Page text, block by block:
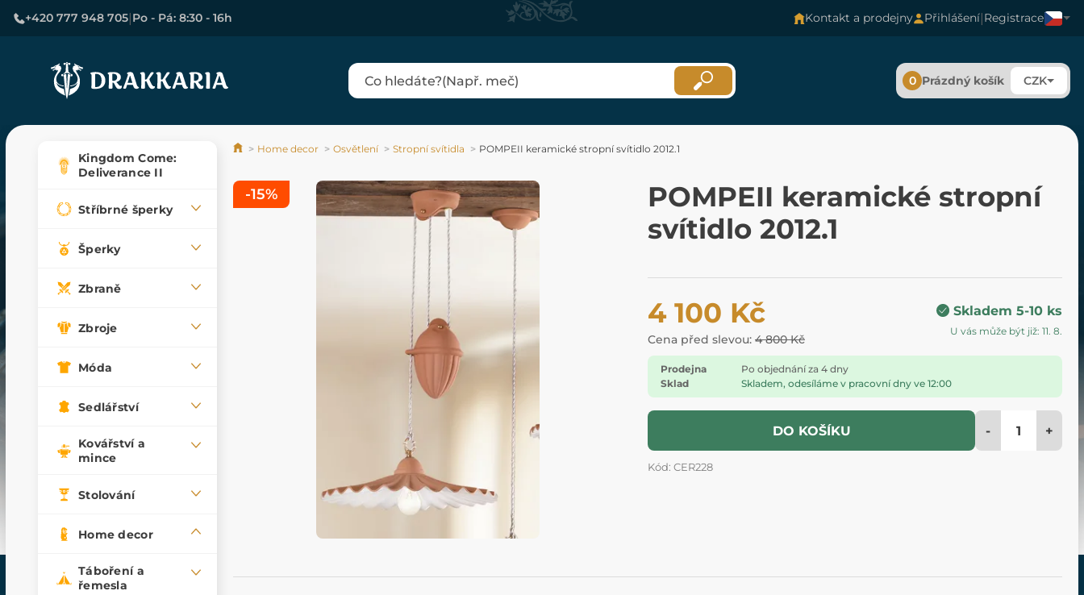
+420 777 948 705|Po - Pá: 8:30 - 16h Kontakt a prodejny Přihlášení|Registrace
0 Prázdný košík CZK
Kingdom Come:
Deliverance II
Stříbrné šperky
Šperky
Zbraně
Zbroje
Móda
Sedlářství
Kovářství a
mince
Stolování
Home decor
Táboření a
řemesla
Home decor Osvětlení Stropní svítidla POMPEII keramické stropní svítidlo 2012.1
POMPEII keramické stropní
svítidlo 2012.1
4 100 Kč
Cena před slevou: 4 800 Kč
Skladem 5-10 ks
U vás může být již: 11. 8.
Prodejna
Po objednání za 4 dny
Sklad
Skladem, odesíláme v pracovní dny ve 12:00
DO KOŠÍKU - +
Kód: CER228
-15%